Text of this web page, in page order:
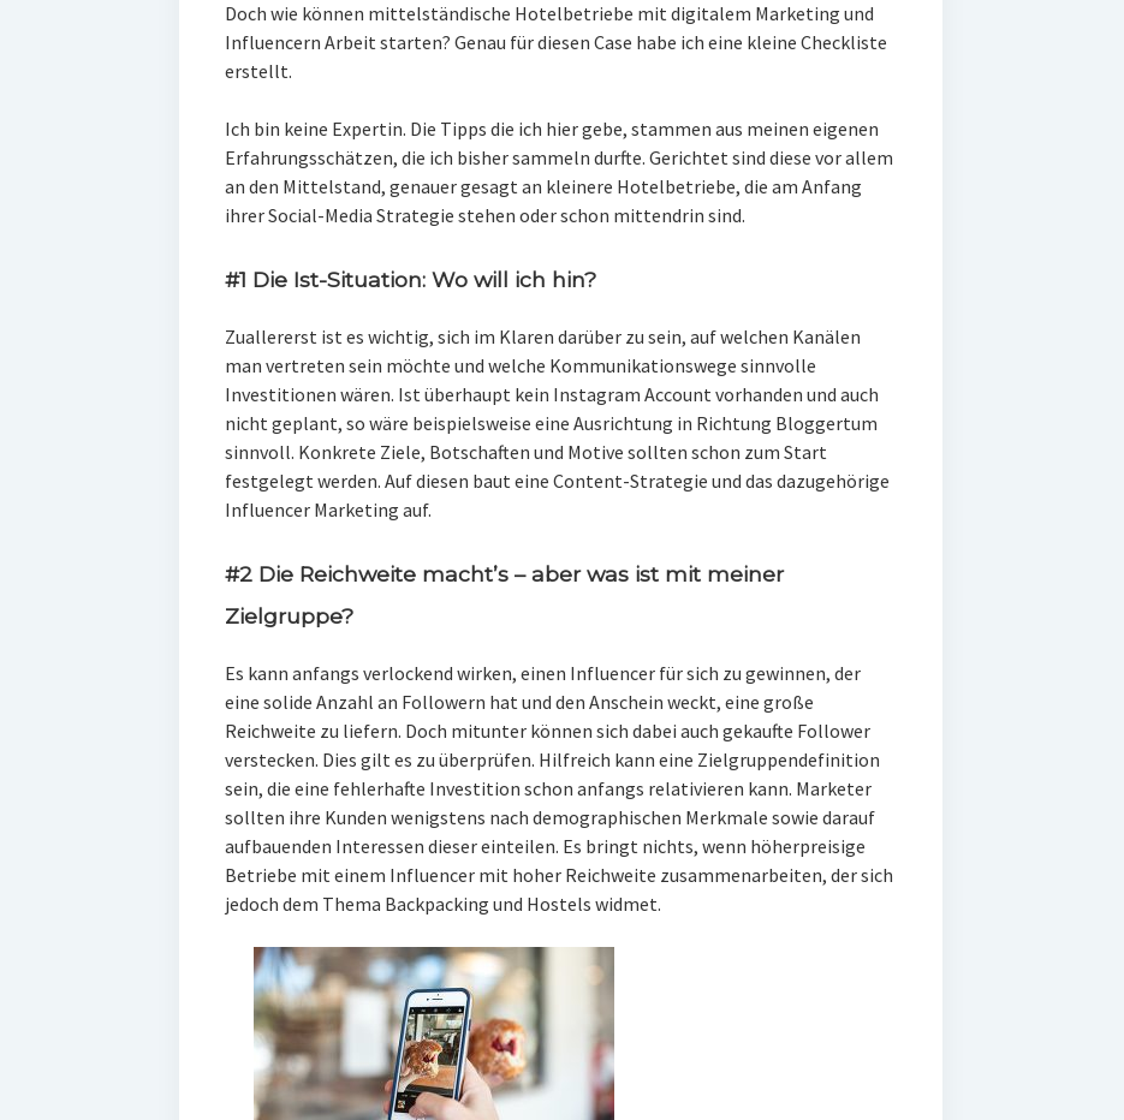
Doch wie können mittelständische Hotelbetriebe mit digitalem Marketing und
Influencern Arbeit starten? Genau für diesen Case habe ich eine kleine Checkliste
erstellt.
Ich bin keine Expertin. Die Tipps die ich hier gebe, stammen aus meinen eigenen
Erfahrungsschätzen, die ich bisher sammeln durfte. Gerichtet sind diese vor allem
an den Mittelstand, genauer gesagt an kleinere Hotelbetriebe, die am Anfang
ihrer Social-Media Strategie stehen oder schon mittendrin sind.
#1 Die Ist-Situation: Wo will ich hin?
Zuallererst ist es wichtig, sich im Klaren darüber zu sein, auf welchen Kanälen
man vertreten sein möchte und welche Kommunikationswege sinnvolle
Investitionen wären. Ist überhaupt kein Instagram Account vorhanden und auch
nicht geplant, so wäre beispielsweise eine Ausrichtung in Richtung Bloggertum
sinnvoll. Konkrete Ziele, Botschaften und Motive sollten schon zum Start
festgelegt werden. Auf diesen baut eine Content-Strategie und das dazugehörige
Influencer Marketing auf.
#2 Die Reichweite macht’s – aber was ist mit meiner
Zielgruppe?
Es kann anfangs verlockend wirken, einen Influencer für sich zu gewinnen, der
eine solide Anzahl an Followern hat und den Anschein weckt, eine große
Reichweite zu liefern. Doch mitunter können sich dabei auch gekaufte Follower
verstecken. Dies gilt es zu überprüfen. Hilfreich kann eine Zielgruppendefinition
sein, die eine fehlerhafte Investition schon anfangs relativieren kann. Marketer
sollten ihre Kunden wenigstens nach demographischen Merkmale sowie darauf
aufbauenden Interessen dieser einteilen. Es bringt nichts, wenn höherpreisige
Betriebe mit einem Influencer mit hoher Reichweite zusammenarbeiten, der sich
jedoch dem Thema Backpacking und Hostels widmet.